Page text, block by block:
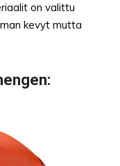
on valittu
kevyt mutta
: